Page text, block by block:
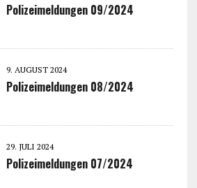
Polizeimeldungen 09/2024
9. AUGUST 2024
Polizeimeldungen 08/2024
29. JULI 2024
Polizeimeldungen 07/2024